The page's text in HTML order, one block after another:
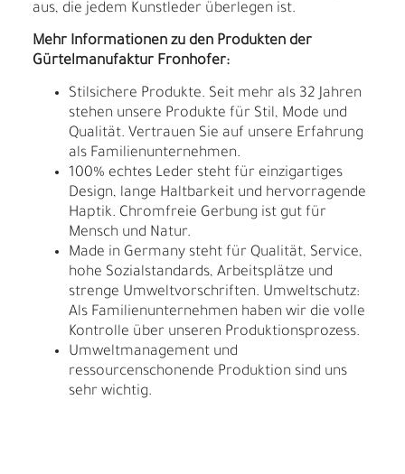
aus, die jedem Kunstleder überlegen ist.
Mehr Informationen zu den Produkten der
Gürtelmanufaktur Fronhofer:
Stilsichere Produkte. Seit mehr als 32 Jahren
stehen unsere Produkte für Stil, Mode und
Qualität. Vertrauen Sie auf unsere Erfahrung
als Familienunternehmen.
100% echtes Leder steht für einzigartiges
Design, lange Haltbarkeit und hervorragende
Haptik. Chromfreie Gerbung ist gut für
Mensch und Natur.
Made in Germany steht für Qualität, Service,
hohe Sozialstandards, Arbeitsplätze und
strenge Umweltvorschriften. Umweltschutz:
Als Familienunternehmen haben wir die volle
Kontrolle über unseren Produktionsprozess.
Umweltmanagement und
ressourcenschonende Produktion sind uns
sehr wichtig.